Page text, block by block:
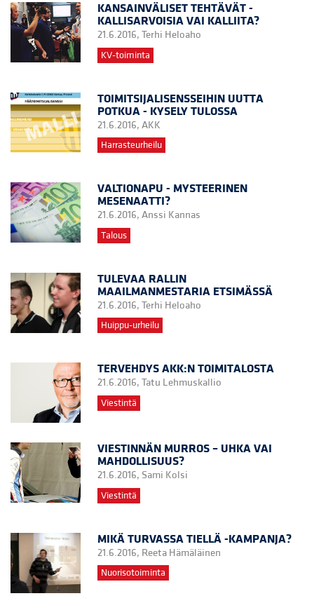
KANSAINVÄLISET TEHTÄVÄT -
KALLISARVOISIA VAI KALLIITA?
21.6.2016, Terhi Heloaho
KV-toiminta
TOIMITSIJALISENSSEIHIN UUTTA
POTKUA - KYSELY TULOSSA
21.6.2016, AKK
Harrasteurheilu
VALTIONAPU - MYSTEERINEN
MESENAATTI?
21.6.2016, Anssi Kannas
Talous
TULEVAA RALLIN
MAAILMANMESTARIA ETSIMÄSSÄ
21.6.2016, Terhi Heloaho
Huippu-urheilu
TERVEHDYS AKK:N TOIMITALOSTA
21.6.2016, Tatu Lehmuskallio
Viestintä
VIESTINNÄN MURROS – UHKA VAI
MAHDOLLISUUS?
21.6.2016, Sami Kolsi
Viestintä
MIKÄ TURVASSA TIELLÄ -KAMPANJA?
21.6.2016, Reeta Hämäläinen
Nuorisotoiminta